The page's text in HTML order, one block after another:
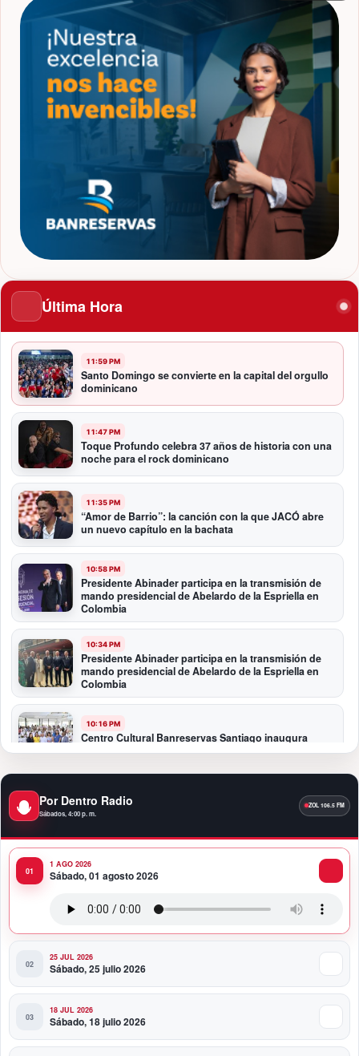
Última Hora
11:59 PM
Santo Domingo se convierte en la capital del orgullo
dominicano
11:47 PM
Toque Profundo celebra 37 años de historia con una
noche para el rock dominicano
11:35 PM
“Amor de Barrio”: la canción con la que JACÓ abre
un nuevo capítulo en la bachata
10:58 PM
Presidente Abinader participa en la transmisión de
mando presidencial de Abelardo de la Espriella en
Colombia
10:34 PM
Presidente Abinader participa en la transmisión de
mando presidencial de Abelardo de la Espriella en
Colombia
10:16 PM
Centro Cultural Banreservas Santiago inaugura
Primer Congreso de Artesanos de Santiago
Premios a la Moda Dominicana celebró su quinta
edición en el Teatro Nacional
11:58 PM
Presidente Abinader viaja a Colombia para participar
Por Dentro Radio
Sábados, 4:00 p. m.
1 AGO 2026
Sábado, 01 agosto 2026
25 JUL 2026
Sábado, 25 julio 2026
18 JUL 2026
Sábado, 18 julio 2026